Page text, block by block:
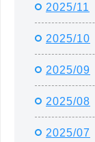
2025/11
2025/10
2025/09
2025/08
2025/07